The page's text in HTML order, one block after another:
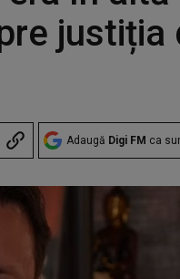
justiția
Adaugă Digi FM ca